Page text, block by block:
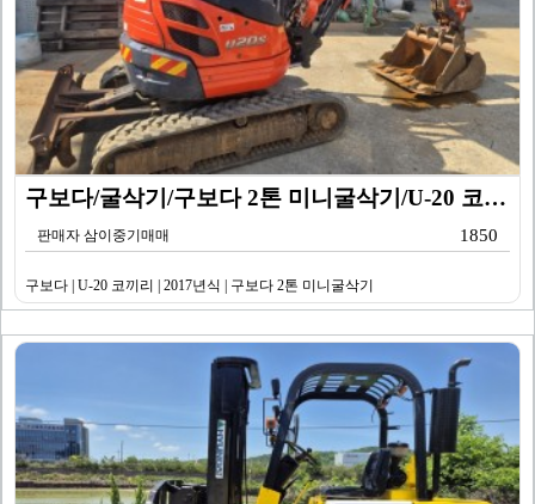
구보다/굴삭기/구보다 2톤 미니굴삭기/U-20 코끼리/…
판매자 삼이중기매매 1850
구보다 | U-20 코끼리 | 2017년식 | 구보다 2톤 미니굴삭기